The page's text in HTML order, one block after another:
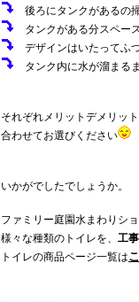
後ろにタンクがあるの
タンクがある分スペー
デザインはいたってふ
タンク内に水が溜まる
それぞれメリットデメリッ
合わせてお選びください
いかがでしたでしょうか。
ファミリー庭園水まわりシ
様々な種類のトイレを、 工
トイレの商品ページ一覧は